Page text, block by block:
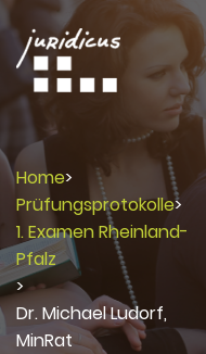
Home>
Prüfungsprotokolle>
1. Examen Rheinland-
Pfalz
>
Dr. Michael Ludorf,
MinRat